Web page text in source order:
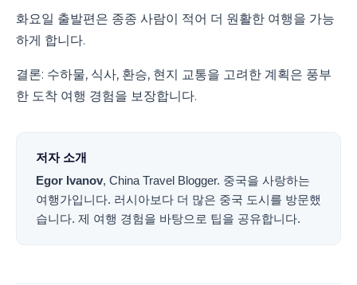
화요일 출발편은 종종 사람이 적어 더 원활한 여행을 가능
하게 합니다.
결론: 수하물, 식사, 환승, 현지 교통을 고려한 계획은 풍부
한 도착 여행 경험을 보장합니다.
저자 소개
Egor Ivanov, China Travel Blogger. 중국을 사랑하는
여행가입니다. 러시아보다 더 많은 중국 도시를 방문했
습니다. 제 여행 경험을 바탕으로 팁을 공유합니다.